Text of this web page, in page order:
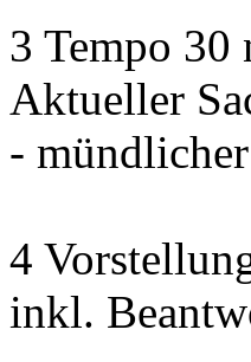
3 Tempo 30
Aktueller
-
4
inkl.